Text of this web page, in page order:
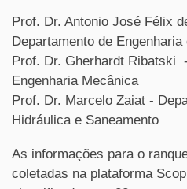
Prof. Dr. Antonio José Félix
Departamento de
Prof. Dr. Gherhardt Ribatski
Engenharia Mecânica
Prof. Dr. Marcelo Zaiat -
Hidráulica e Saneamento
As informações para o
coletadas na plataforma